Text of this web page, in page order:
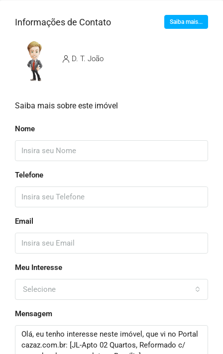
Informações de Contato Saiba mais...
D. T. João
Saiba mais sobre este imóvel
Nome
Telefone
Email
Meu Interesse
Selecione
Mensagem